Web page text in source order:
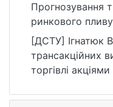
Прогнозування
ринкового
біржових
Київський
Тараса
https://
91
[ДСТУ] Ігнатюк
трансакційних
торгівлі